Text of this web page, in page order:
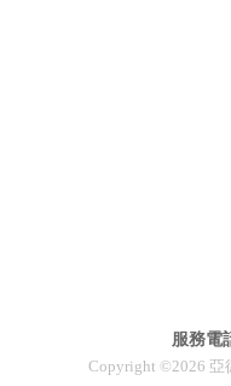
服務電
Copyright ©2026 亞